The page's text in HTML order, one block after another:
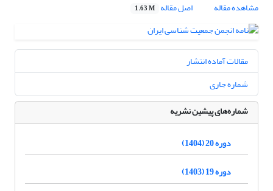
مشاهده مقاله
اصل مقاله 1.63 M
مقالات آماده انتشار
شماره جاری
شماره‌های پیشین نشریه
دوره 20 (1404)
دوره 19 (1403)